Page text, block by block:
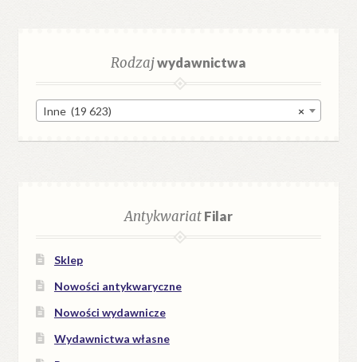
Rodzajwydawnictwa
×
Inne (19 623)
AntykwariatFilar
Sklep
Nowości antykwaryczne
Nowości wydawnicze
Wydawnictwa własne